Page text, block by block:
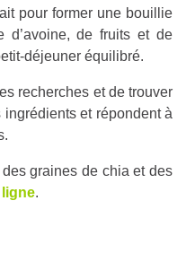
pour former une bouillie
d’avoine, de fruits et de
déjeuner équilibré.
recherches et de trouver
et répondent à
graines de chia et des
.